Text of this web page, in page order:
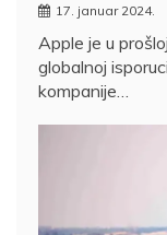
17. januar 2024.
Apple je u
globalnoj
kompanije…